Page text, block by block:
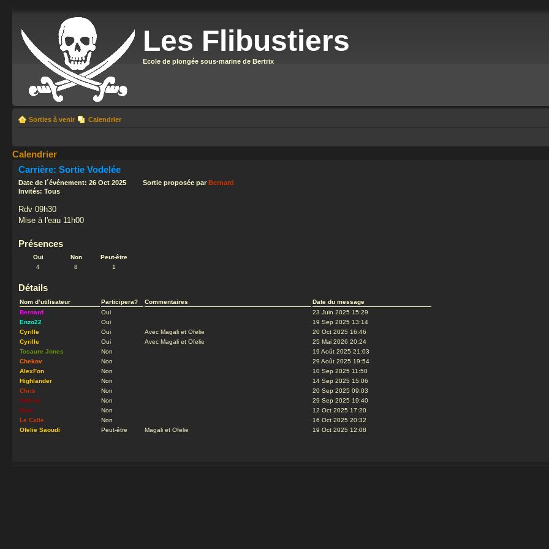
Les Flibustiers
Ecole de plongée sous-marine de Bertrix
Sorties à venir Calendrier
Calendrier
Carrière: Sortie Vodelée
Date de l´événement: 26 Oct 2025 Sortie proposée par Bernard
Invités: Tous
Rdv 09h30
Mise à l'eau 11h00
Présences
Oui Non
Peut-être
4
8 1
Détails
Nom d’utilisateur Participera? Commentaires
Date du message
Bernard
Oui
23 Juin 2025 15:29
Enzo22
Oui
19 Sep 2025 13:14
Cyrille
Oui Avec Magali et Ofelie
20 Oct 2025 16:46
Cyrille
Oui Avec Magali et Ofelie
25 Mai 2026 20:24
Tosaure Jones
Non
19 Août 2025 21:03
Chekov
Non
29 Août 2025 19:54
AlexFon
Non
10 Sep 2025 11:50
Highlander
Non
14 Sep 2025 15:06
Chris
Non
20 Sep 2025 09:03
Valérie
Non
29 Sep 2025 19:40
Dom
Non
12 Oct 2025 17:20
Le Calle
Non
16 Oct 2025 20:32
Ofelie Saoudi
Peut-être Magali et Ofelie 19 Oct 2025 12:08